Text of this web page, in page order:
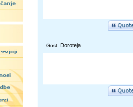
Gost: Doroteja